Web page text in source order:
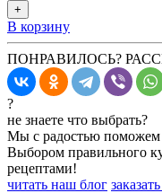
+
В корзину
ПОНРАВИЛОСЬ?
?
не знаете что выбрать?
Мы с радостью поможем
Выбором правильного
рецептами!
читать наш блог